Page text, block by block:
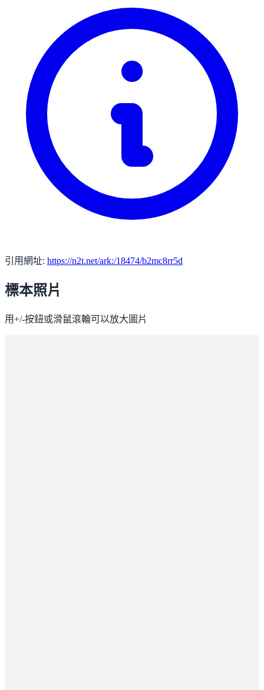
引用網址: https://n2t.net/ark:/18474/b2mc8rr5d
標本照片
用+/-按鈕或滑鼠滾輪可以放大圖片